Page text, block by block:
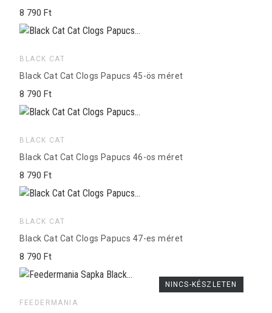
8 790 Ft
BLACK CAT
Black Cat Cat Clogs Papucs 45-ös méret
8 790 Ft
BLACK CAT
Black Cat Cat Clogs Papucs 46-os méret
8 790 Ft
BLACK CAT
Black Cat Cat Clogs Papucs 47-es méret
8 790 Ft
FEEDERMANIA
NINCS-KÉSZLETEN